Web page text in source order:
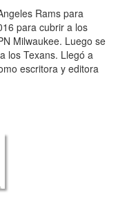
Rams para
para cubrir a los
Milwaukee. Luego se
los Texans. Llegó a
escritora y editora